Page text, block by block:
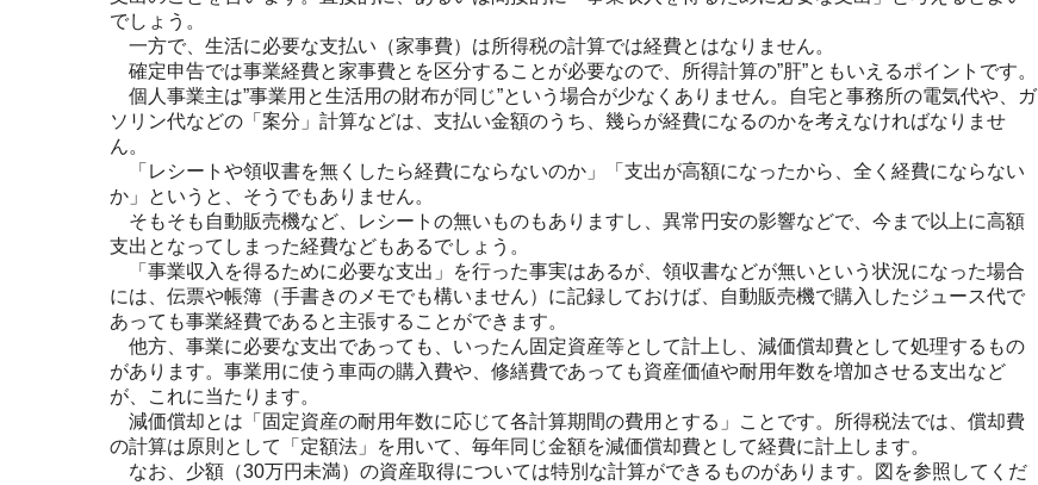
でしょう。
一方で、生活に必要な支払い（家事費）は所得税の計算では経費とはなりません。
確定申告では事業経費と家事費とを区分することが必要なので、所得計算の”肝”ともいえるポイントです。
個人事業主は”事業用と生活用の財布が同じ”という場合が少なくありません。自宅と事務所の電気代や、ガ
ソリン代などの「案分」計算などは、支払い金額のうち、幾らが経費になるのかを考えなければなりませ
ん。
「レシートや領収書を無くしたら経費にならないのか」「支出が高額になったから、全く経費にならない
か」というと、そうでもありません。
そもそも自動販売機など、レシートの無いものもありますし、異常円安の影響などで、今まで以上に高額
支出となってしまった経費などもあるでしょう。
「事業収入を得るために必要な支出」を行った事実はあるが、領収書などが無いという状況になった場合
には、伝票や帳簿（手書きのメモでも構いません）に記録しておけば、自動販売機で購入したジュース代で
あっても事業経費であると主張することができます。
他方、事業に必要な支出であっても、いったん固定資産等として計上し、減価償却費として処理するもの
があります。事業用に使う車両の購入費や、修繕費であっても資産価値や耐用年数を増加させる支出など
が、これに当たります。
減価償却とは「固定資産の耐用年数に応じて各計算期間の費用とする」ことです。所得税法では、償却費
の計算は原則として「定額法」を用いて、毎年同じ金額を減価償却費として経費に計上します。
なお、少額（30万円未満）の資産取得については特別な計算ができるものがあります。図を参照してくだ